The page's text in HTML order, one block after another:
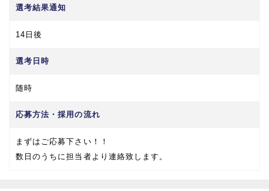
選考結果通知
14日後
選考日時
随時
応募方法・採用の流れ
まずはご応募下さい！！
数日のうちに担当者より連絡致します。